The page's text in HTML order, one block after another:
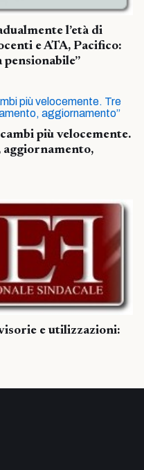
l’età di
e ATA, Pacifico:
pensionabile”
più velocemente.
e utilizzazioni: